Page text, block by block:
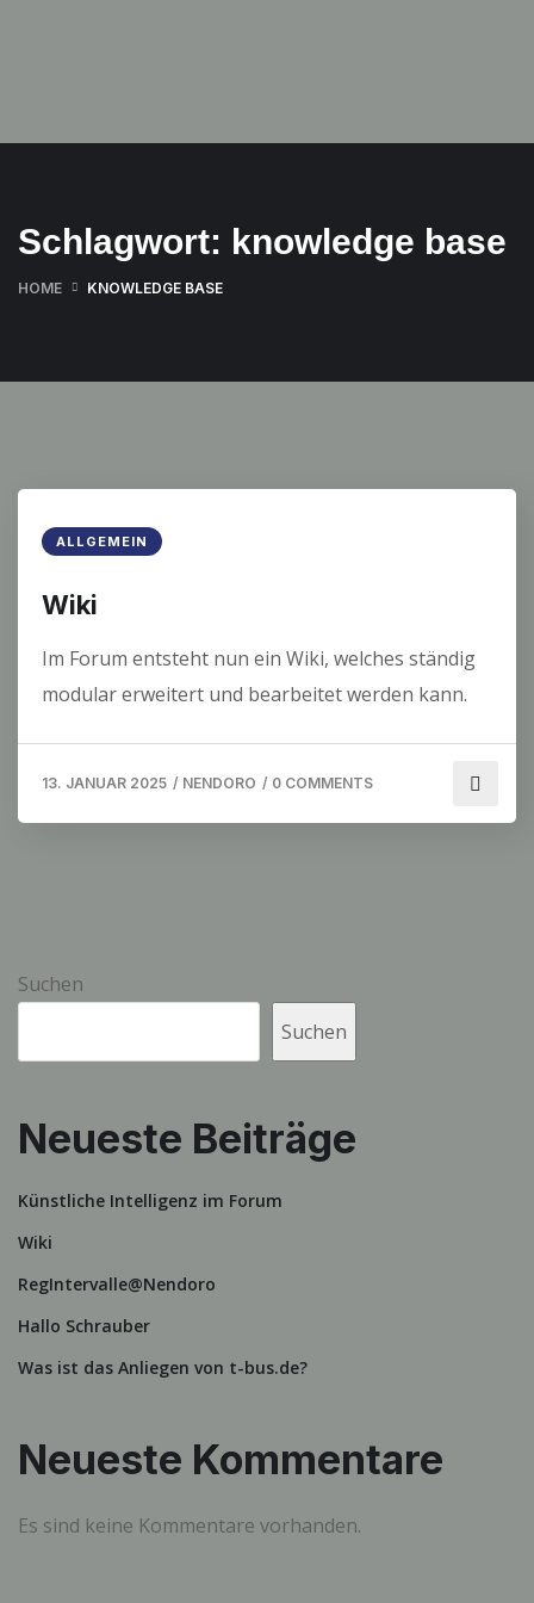
Schlagwort: knowledge base
HOME KNOWLEDGE BASE
ALLGEMEIN
Wiki
Im Forum entsteht nun ein Wiki, welches ständig
modular erweitert und bearbeitet werden kann.
13. JANUAR 2025 / NENDORO / 0 COMMENTS
Suchen
Suchen
Neueste Beiträge
Künstliche Intelligenz im Forum
Wiki
RegIntervalle@Nendoro
Hallo Schrauber
Was ist das Anliegen von t-bus.de?
Neueste Kommentare
Es sind keine Kommentare vorhanden.